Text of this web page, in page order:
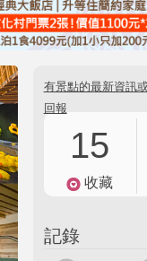
有景點的最新資訊
回報
15
收藏
記錄